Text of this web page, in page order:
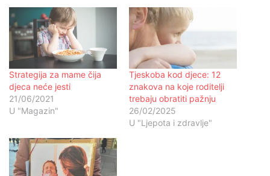
Strategija za mame čija
djeca neće jesti
21/06/2021
U "Magazin"
Tjeskoba kod djece: 12
znakova na koje roditelji
trebaju obratiti pažnju
26/02/2025
U "Ljepota i zdravlje"